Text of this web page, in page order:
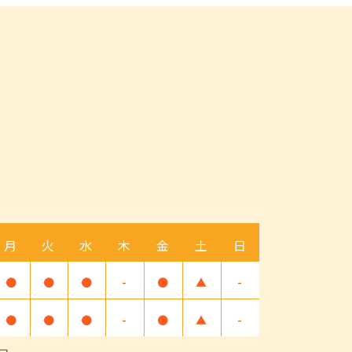
月 火 水 木 金 土 日
● ● ● - ● ▲ -
● ● ● - ● ▲ -